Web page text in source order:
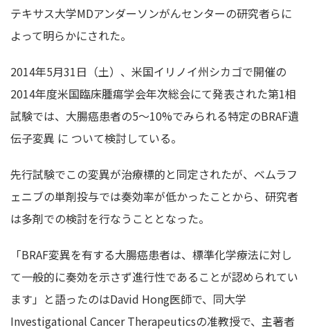
テキサス大学MDアンダーソンがんセンターの研究者らに
よって明らかにされた。
2014年5月31日（土）、米国イリノイ州シカゴで開催の
2014年度米国臨床腫瘍学会年次総会にて発表された第1相
試験では、大腸癌患者の5～10%でみられる特定のBRAF遺
伝子変異 に ついて検討している。
先行試験でこの変異が治療標的と同定されたが、ベムラフ
ェニブの単剤投与では奏効率が低かったことから、研究者
は多剤での検討を行なうこととなった。
「BRAF変異を有する大腸癌患者は、標準化学療法に対し
て一般的に奏効を示さず進行性であることが認められてい
ます」と語ったのはDavid Hong医師で、同大学
Investigational Cancer Therapeuticsの准教授で、主著者